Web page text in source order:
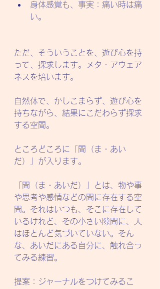
身体感覚も、事実：痛い時は痛
い。
ただ、そういうことを、遊び心を持
って、探求します。メタ・アウェア
ネスを培います。
自然体で、かしこまらず、遊び心を
持ちながら、結果にこだわらず探求
する空間。
ところどころに「間（ま・あい
だ）」が入ります。
「間（ま・あいだ）」とは、物や事
や思考や感情などの間に存在する空
間。それはいつも、そこに存在して
いるけれど、その小さい隙間に、人
はほとんど気づいていない。そん
な、あいだにある自分に、触れ合っ
てみる練習。
提案：ジャーナルをつけてみるこ